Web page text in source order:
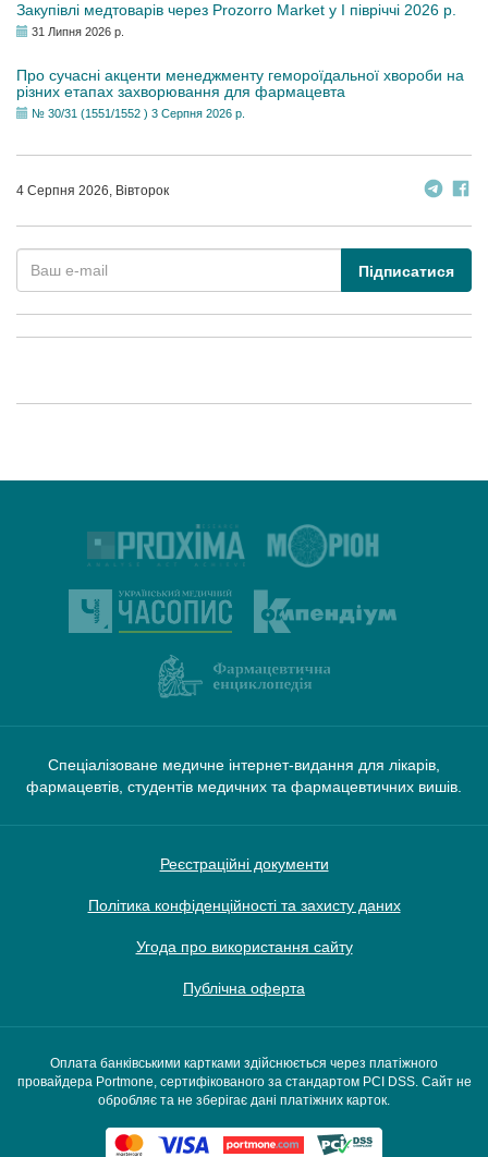
Закупівлі медтоварів через Prozorro Market у I півріччі 2026 р.
31 Липня 2026 р.
Про сучасні акценти менеджменту гемороїдальної хвороби на
різних етапах захворювання для фармацевта
№ 30/31 (1551/1552 ) 3 Серпня 2026 р.
4 Серпня 2026, Вівторок
Підписатися
Спеціалізоване медичне інтернет-видання для лікарів,
фармацевтів, студентів медичних та фармацевтичних вишів.
Реєстраційні документи
Політика конфіденційності та захисту даних
Угода про використання сайту
Публічна оферта
Оплата банківськими картками здійснюється через платіжного
провайдера Portmone, сертифікованого за стандартом PCI DSS. Сайт не
обробляє та не зберігає дані платіжних карток.